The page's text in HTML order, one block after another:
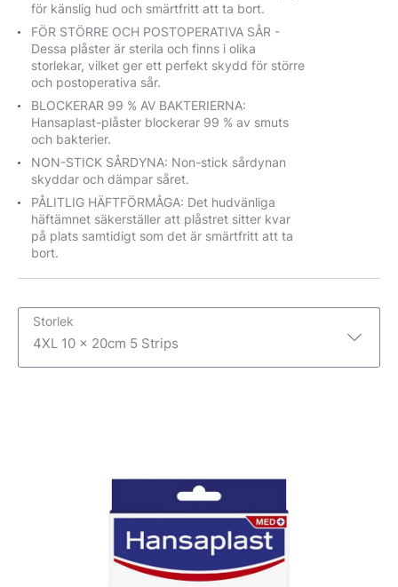
för känslig hud och smärtfritt att ta bort.
FÖR STÖRRE OCH POSTOPERATIVA SÅR -
Dessa plåster är sterila och finns i olika
storlekar, vilket ger ett perfekt skydd för större
och postoperativa sår.
BLOCKERAR 99 % AV BAKTERIERNA:
Hansaplast-plåster blockerar 99 % av smuts
och bakterier.
NON-STICK SÅRDYNA: Non-stick sårdynan
skyddar och dämpar såret.
PÅLITLIG HÄFTFÖRMÅGA: Det hudvänliga
häftämnet säkerställer att plåstret sitter kvar
på plats samtidigt som det är smärtfritt att ta
bort.
Storlek
4XL 10 x 20cm 5 Strips